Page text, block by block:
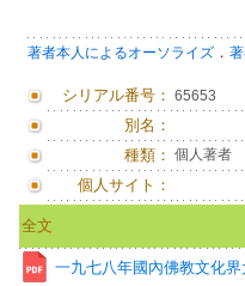
著者本人によるオーソライズ．
シリアル番号： 65653
別名：
種類： 個人著者
個人サイト：
全文
一九七八年國內佛教文化界